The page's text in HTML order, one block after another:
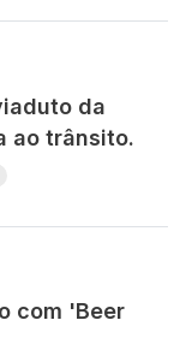
da
ao trânsito.
com 'Beer